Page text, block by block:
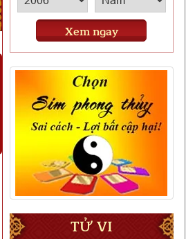
Xem ngay
TỬ VI